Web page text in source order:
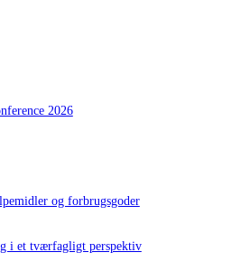
2026
og forbrugsgoder
i et tværfagligt perspektiv